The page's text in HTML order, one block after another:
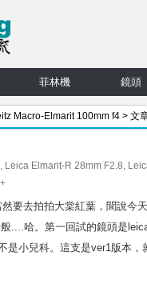
菲林機 鏡頭
Macro-Elmarit 100mm f4 > 文
, Leica Elmarit-R 28mm F2.8,
要去拍拍大棠紅葉，聞說今
....哈。第一回試的鏡頭是
是小兒科。這支是ver1版本